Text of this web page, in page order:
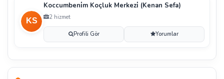
Koccumbeni̇m Koçluk Merkezi̇ (Kenan Sefa)
2 hizmet
Profili Gör Yorumlar